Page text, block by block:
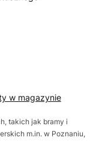
w magazynie
takich jak bramy i
m.in. w Poznaniu,